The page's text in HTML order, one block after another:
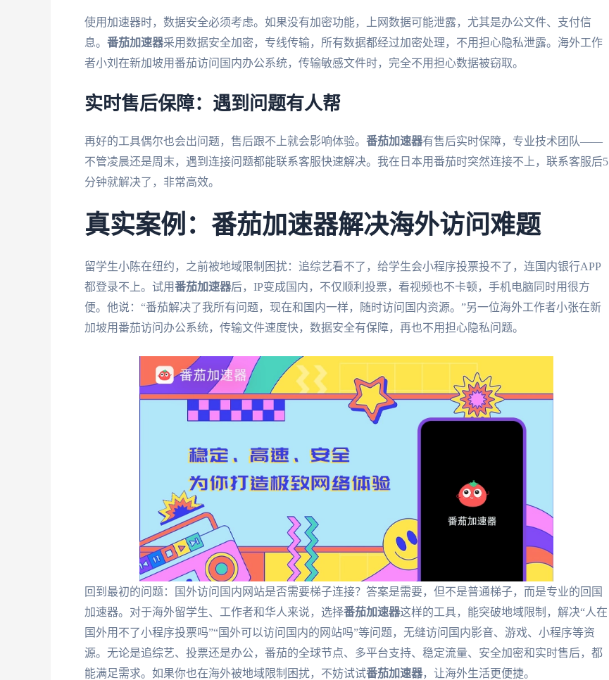
使用加速器时，数据安全必须考虑。如果没有加密功能，上网数据可能泄露，尤其是办公文件、支付信
息。 番茄加速器采用数据安全加密，专线传输，所有数据都经过加密处理，不用担心隐私泄露。海外工作
者小刘在新加坡用番茄访问国内办公系统，传输敏感文件时，完全不用担心数据被窃取。
实时售后保障：遇到问题有人帮
再好的工具偶尔也会出问题，售后跟不上就会影响体验。 番茄加速器有售后实时保障，专业技术团队——
不管凌晨还是周末，遇到连接问题都能联系客服快速解决。我在日本用番茄时突然连接不上，联系客服后5
分钟就解决了，非常高效。
真实案例：番茄加速器解决海外访问难题
留学生小陈在纽约，之前被地域限制困扰：追综艺看不了，给学生会小程序投票投不了，连国内银行APP
都登录不上。试用番茄加速器后，IP变成国内，不仅顺利投票，看视频也不卡顿，手机电脑同时用很方
便。他说：“番茄解决了我所有问题，现在和国内一样，随时访问国内资源。”另一位海外工作者小张在新
加坡用番茄访问办公系统，传输文件速度快，数据安全有保障，再也不用担心隐私问题。
回到最初的问题：国外访问国内网站是否需要梯子连接？答案是需要，但不是普通梯子，而是专业的回国
加速器。对于海外留学生、工作者和华人来说，选择番茄加速器这样的工具，能突破地域限制，解决“人在
国外用不了小程序投票吗”“国外可以访问国内的网站吗”等问题，无缝访问国内影音、游戏、小程序等资
源。无论是追综艺、投票还是办公，番茄的全球节点、多平台支持、稳定流量、安全加密和实时售后，都
能满足需求。如果你也在海外被地域限制困扰，不妨试试番茄加速器，让海外生活更便捷。